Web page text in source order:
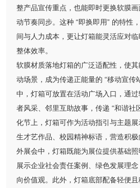
整产品宣传重点，也能即时更换软膜
动节奏同步。这种 “即换即用” 的特性
间与人力成本，更让灯箱能灵活应对
整体效率。
软膜材质落地灯箱的广泛适配性，使
动场景，成为传递正能量的 “移动宣传
中，灯箱可放置在活动广场入口，通
者风采、邻里互助故事，传递 “和谐社
化节上，灯箱可作为活动指引与主题
生才艺作品、校园精神标语，营造积
外展会中，灯箱既能为展位提供基础
展示企业社会责任案例、绿色发展理
向价值观。此外，灯箱底部配备轻便